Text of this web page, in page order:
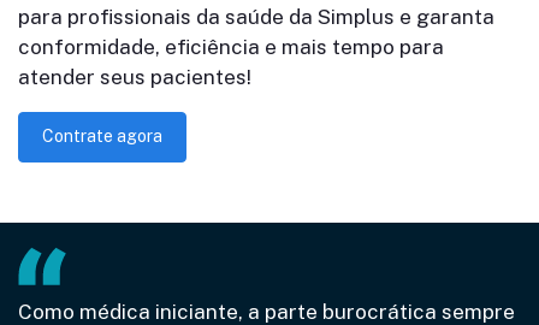
para profissionais da saúde da Simplus e garanta
conformidade, eficiência e mais tempo para
atender seus pacientes!
Contrate agora
Como médica iniciante, a parte burocrática sempre